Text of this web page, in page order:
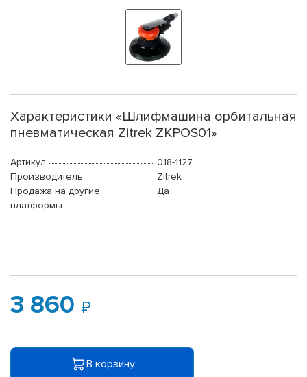
Характеристики «Шлифмашина орбитальная
пневматическая Zitrek ZKPOS01»
Артикул
018-1127
Производитель
Zitrek
Продажа на другие
платформы
Да
3 860
В корзину